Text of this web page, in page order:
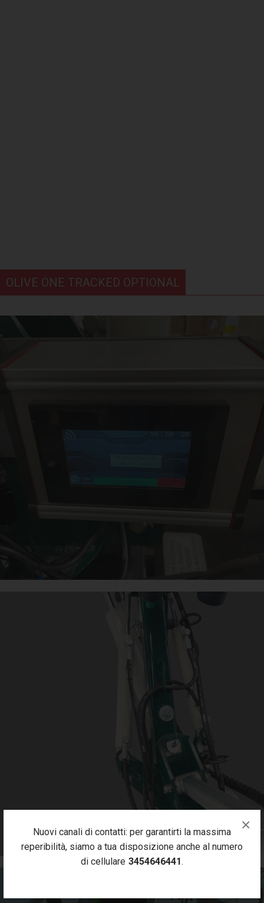
Nuovi canali di contatti: per garantirti la massima
reperibilità, siamo a tua disposizione anche al numero
di cellulare 3454646441.
×
OLIVE ONE TRACKED OPTIONAL